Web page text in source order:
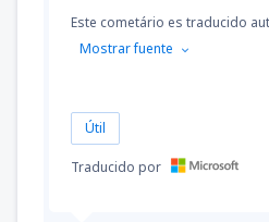
Este cometário es traducido
Mostrar fuente
Útil
Traducido por